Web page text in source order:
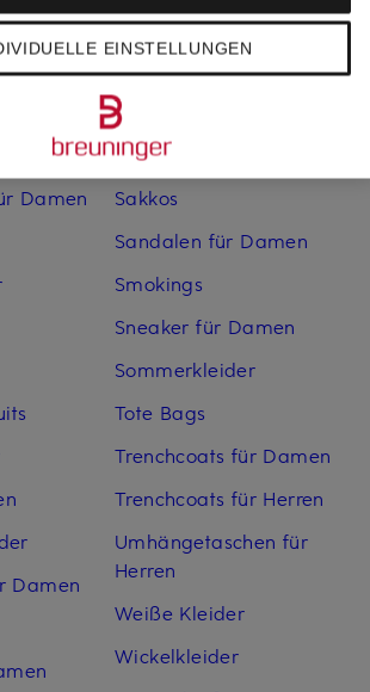
Damen
Damen
Leinenhosen für Herren
Leinenkleider
Maxikleider
Regenmäntel für Damen
Sakkos
Sandalen für Damen
Smokings
Sneaker für Damen
Sommerkleider
Tote Bags
Trenchcoats für Damen
Trenchcoats für Herren
Umhängetaschen für
Herren
Weiße Kleider
Wickelkleider
EINSTELLUNGEN